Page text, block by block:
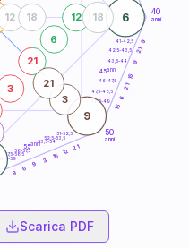
40
anni
50
anni
41-42,5
42,5-43,5
43,5-44
46-47,5
47,5-48,5
48,5-49
51-52,5
52,5-53,5
53,5-54
56-57,5
57,5-58,5
58,5-59
9
21
9
15
21
6
15
21
12
15
3
9
6
9
6
9
3
21
6
12 18
12 18
3
21
45anni
55anni
Scarica PDF